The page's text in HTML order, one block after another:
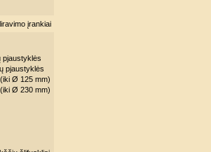
įrankiai
pjaustyklės
pjaustyklės
Ø 125 mm)
Ø 230 mm)